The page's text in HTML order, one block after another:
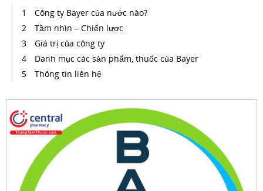
Công ty Bayer của nước nào?
Tầm nhìn – Chiến lược
Giá trị của công ty
Danh mục các sản phẩm, thuốc của Bayer
Thông tin liên hệ